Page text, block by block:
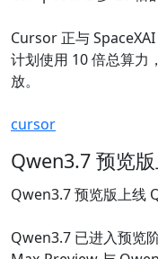
Cursor 正与
计划使用 10 倍总算力
放。
cursor
Qwen3.7 预览
Qwen3.7 预览版上线
Qwen3.7 已进入预览